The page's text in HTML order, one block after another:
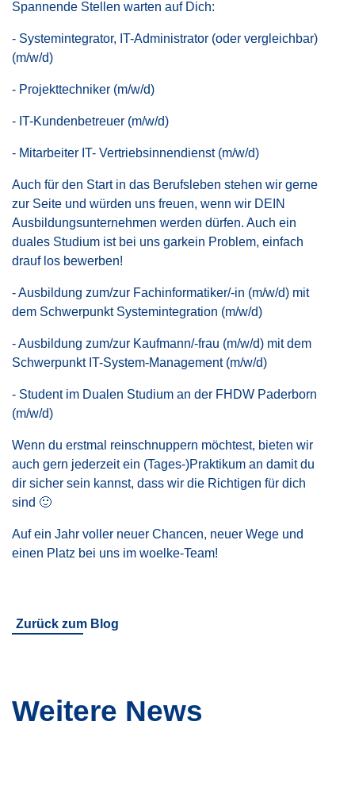
Spannende Stellen warten auf Dich:
- Systemintegrator, IT-Administrator (oder vergleichbar)
(m/w/d)
- Projekttechniker (m/w/d)
- IT-Kundenbetreuer (m/w/d)
- Mitarbeiter IT- Vertriebsinnendienst (m/w/d)
Auch für den Start in das Berufsleben stehen wir gerne
zur Seite und würden uns freuen, wenn wir DEIN
Ausbildungsunternehmen werden dürfen. Auch ein
duales Studium ist bei uns garkein Problem, einfach
drauf los bewerben!
- Ausbildung zum/zur Fachinformatiker/-in (m/w/d) mit
dem Schwerpunkt Systemintegration (m/w/d)
- Ausbildung zum/zur Kaufmann/-frau (m/w/d) mit dem
Schwerpunkt IT-System-Management (m/w/d)
- Student im Dualen Studium an der FHDW Paderborn
(m/w/d)
Wenn du erstmal reinschnuppern möchtest, bieten wir
auch gern jederzeit ein (Tages-)Praktikum an damit du
dir sicher sein kannst, dass wir die Richtigen für dich
sind 🙂
Auf ein Jahr voller neuer Chancen, neuer Wege und
einen Platz bei uns im woelke-Team!
Zurück zum Blog
Weitere News